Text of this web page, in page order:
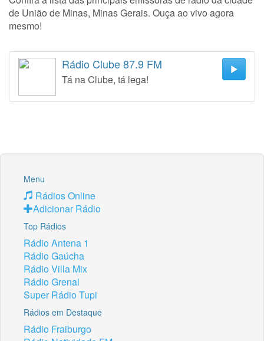
de União de Minas, Minas Gerais. Ouça ao vivo agora
mesmo!
Rádio Clube 87.9 FM
Tá na Clube, tá lega!
Menu
Rádios Online
Adicionar Rádio
Top Rádios
Rádio Antena 1
Rádio Gaúcha
Rádio Villa Mix
Rádio Grenal
Super Rádio Tupi
Rádios em Destaque
Rádio Fraiburgo